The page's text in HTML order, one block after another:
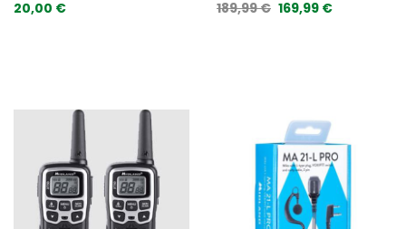
20,00 €
169,99 €
189,99 €